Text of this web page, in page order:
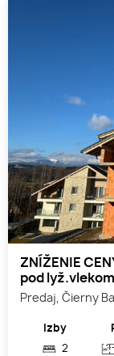
ZNÍŽENIE
pod
Predaj, Čierny
Izby
2